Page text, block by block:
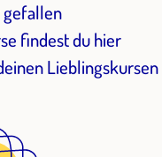
gefallen
findest du hier
Lieblingskursen